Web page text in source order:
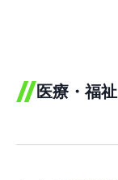
医療・福祉